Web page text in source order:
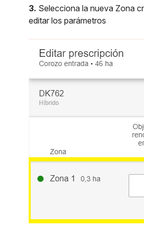
3. Selecciona la nueva Zona
editar los parámetros